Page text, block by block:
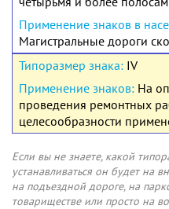
Магистральные дороги
IV
На
проведения ремонтных
целесообразности
Если вы не знаете, какой
устанавливаться он будет на
на подъездной дороге, на
товариществе или просто на